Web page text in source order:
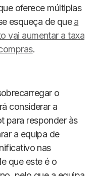
oferece múltiplas
esqueça de que a
vai aumentar a taxa
.
o
considerar a
para responder às
a equipa de
nas
que este é o